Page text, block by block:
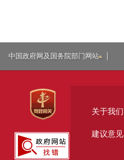
中国政府网及国务院部门网站
关于我们
建议意见